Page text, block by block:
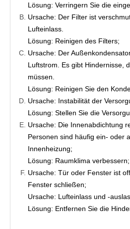
Lösung: Verringern Sie die
Ursache: Der Filter ist
Lufteinlass.
Lösung: Reinigen des Filters;
Ursache: Der
Luftstrom. Es gibt Hindernisse,
müssen.
Lösung: Reinigen Sie den
Ursache: Instabilität der
Lösung: Stellen Sie die
Ursache: Die Innenabdichtung
Personen sind häufig ein- oder
Innenheizung;
Lösung: Raumklima verbessern;
Ursache: Tür oder Fenster ist
Fenster schließen;
Ursache: Lufteinlass und -
Lösung: Entfernen Sie die